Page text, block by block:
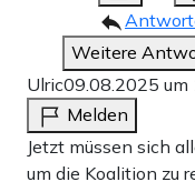
Weitere
Ulric09.08.2025 um
Melden
Jetzt müssen sich
um die Koalition zu